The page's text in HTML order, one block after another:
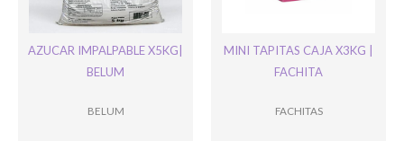
AZUCAR IMPALPABLE X5KG|
BELUM
BELUM
MINI TAPITAS CAJA X3KG |
FACHITA
FACHITAS